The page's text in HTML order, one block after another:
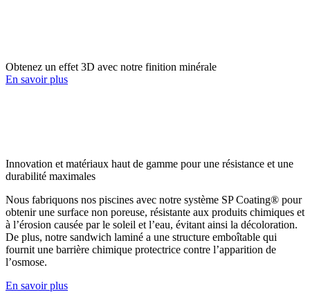
Obtenez un effet 3D avec notre finition minérale
En savoir plus
Innovation et matériaux haut de gamme pour une résistance et une
durabilité maximales
Nous fabriquons nos piscines avec notre système SP Coating® pour
obtenir une surface non poreuse, résistante aux produits chimiques et
à l’érosion causée par le soleil et l’eau, évitant ainsi la décoloration.
De plus, notre sandwich laminé a une structure emboîtable qui
fournit une barrière chimique protectrice contre l’apparition de
l’osmose.
En savoir plus